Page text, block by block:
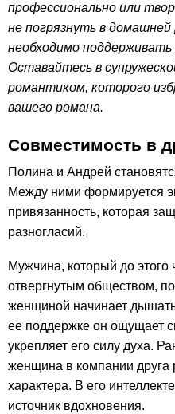
профессионально или
не погрязнуть в
необходимо поддерживать
Оставайтесь в
романтиком, которого
вашего романа.
Совместимость в
Полина и Андрей
Между ними формируется
привязанность, которая
разногласий.
Мужчина, который до
отвергнутым обществом,
женщиной начинает
ее поддержке он ощущает
укрепляет его силу духа.
женщина в компании друга
характера. В его
источник вдохновения.